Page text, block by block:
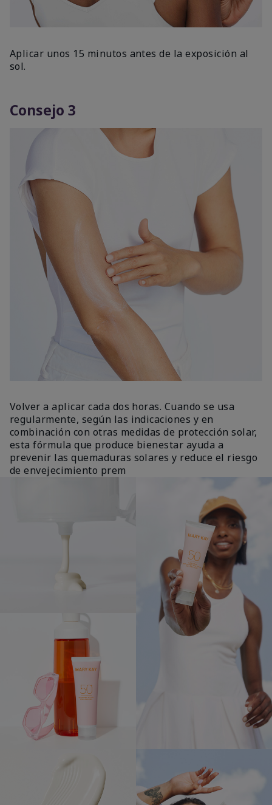
Aplicar unos 15 minutos antes de la exposición al
sol.
Consejo 3
Volver a aplicar cada dos horas. Cuando se usa
regularmente, según las indicaciones y en
combinación con otras medidas de protección solar,
esta fórmula que produce bienestar ayuda a
prevenir las quemaduras solares y reduce el riesgo
de envejecimiento prem